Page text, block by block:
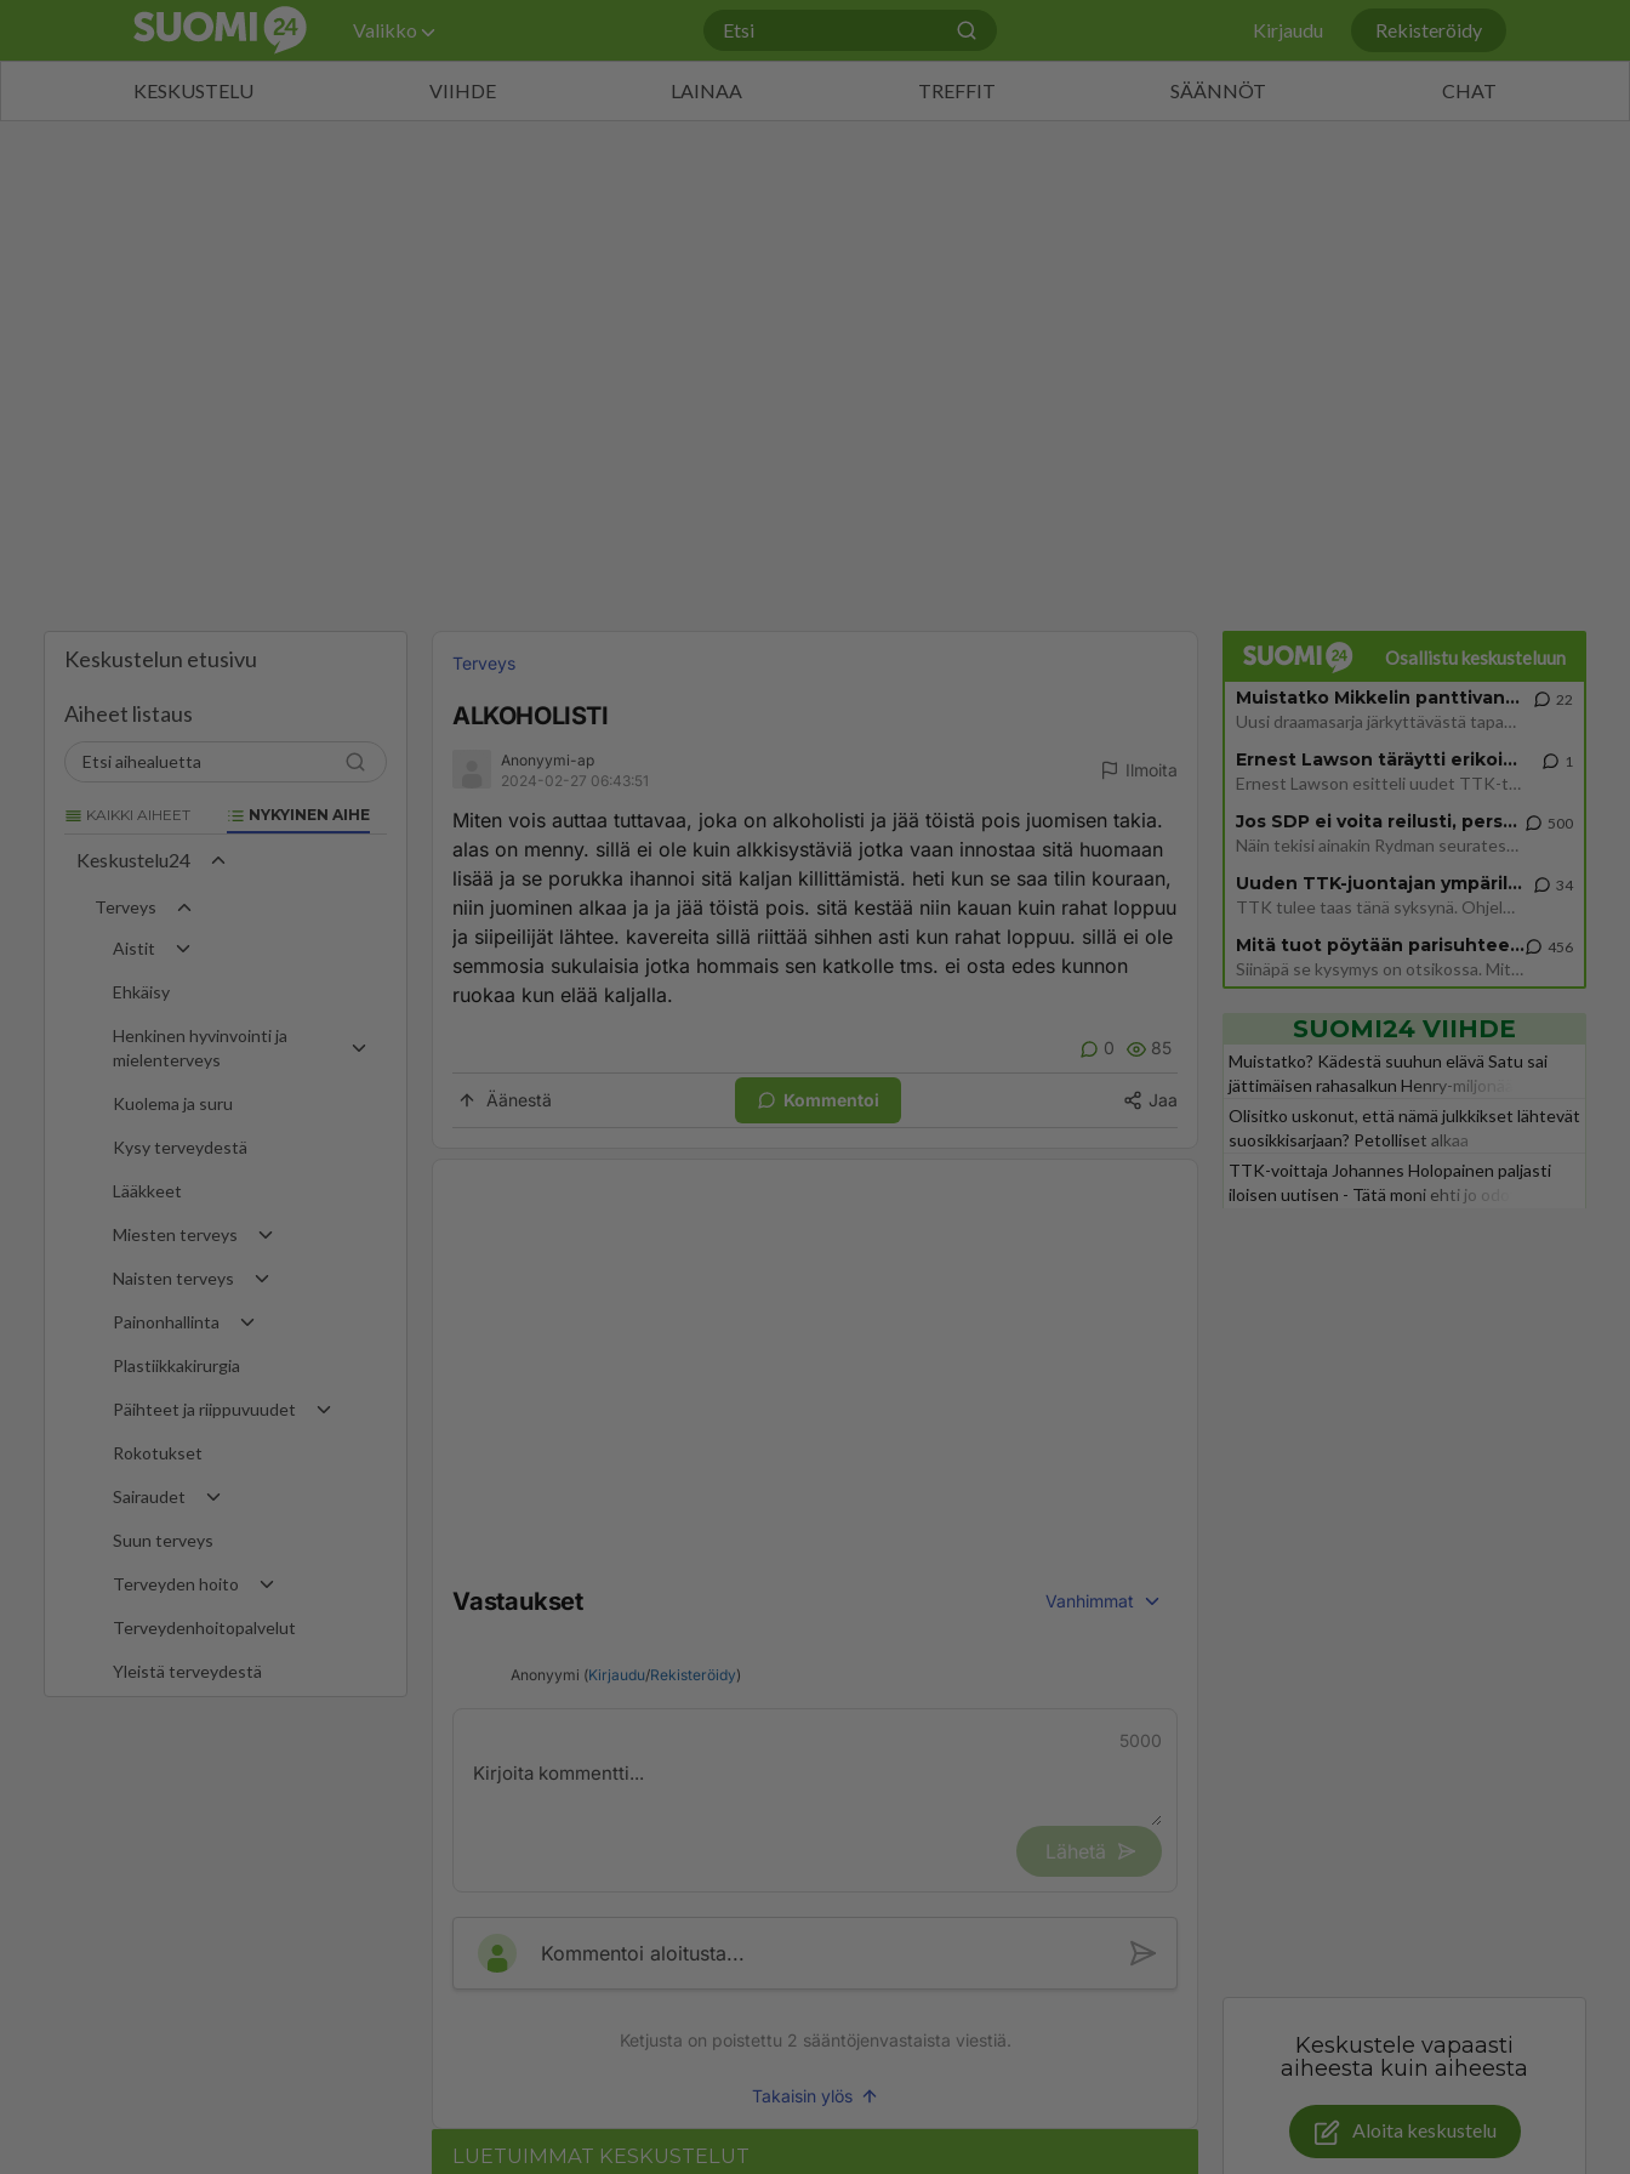
Valikko Kirjaudu Rekisteröidy
KESKUSTELU VIIHDE LAINAA TREFFIT SÄÄNNÖT CHAT
Keskustelun etusivu
Aiheet listaus
KAIKKI AIHEET NYKYINEN AIHE
Keskustelu24
Terveys
Aistit
Ehkäisy
Henkinen hyvinvointi ja
mielenterveys
Kuolema ja suru
Kysy terveydestä
Lääkkeet
Miesten terveys
Naisten terveys
Painonhallinta
Plastiikkakirurgia
Päihteet ja riippuvuudet
Rokotukset
Sairaudet
Suun terveys
Terveyden hoito
Terveydenhoitopalvelut
Yleistä terveydestä
Terveys
ALKOHOLISTI
Anonyymi-ap
2024-02-27 06:43:51
Ilmoita
Miten vois auttaa tuttavaa, joka on alkoholisti ja jää töistä pois juomisen takia.
alas on menny. sillä ei ole kuin alkkisystäviä jotka vaan innostaa sitä huomaan
lisää ja se porukka ihannoi sitä kaljan killittämistä. heti kun se saa tilin kouraan,
niin juominen alkaa ja ja jää töistä pois. sitä kestää niin kauan kuin rahat loppuu
ja siipeilijät lähtee. kavereita sillä riittää sihhen asti kun rahat loppuu. sillä ei ole
semmosia sukulaisia jotka hommais sen katkolle tms. ei osta edes kunnon
ruokaa kun elää kaljalla.
0 85
Äänestä Kommentoi Jaa
Vastaukset Vanhimmat
Anonyymi (Kirjaudu/Rekisteröidy)
5000
Lähetä
Kommentoi aloitusta...
Ketjusta on poistettu 2 sääntöjenvastaista viestiä.
Takaisin ylös
LUETUIMMAT KESKUSTELUT
Osallistu keskusteluun
Muistatko Mikkelin panttivankidraaman?
Uusi draamasarja järkyttävästä tapauksesta on tulossa. Tositapahtumiin perustuva sarja ammentaa vuoden 1986 Mikkelin pan
22
Ernest Lawson täräytti erikoisen heiton TTK-lehdistötilaisuudessa: " Onko tässä tarkoituksena...?"
Ernest Lawson esitteli uudet TTK-tähtioppilaat ja opettajat torstaina 6.8. lehdistölle. Tulevalla kaudella on yksi hausk
1
Jos SDP ei voita reilusti, persut kumoavat demokratian Suomesta
Näin tekisi ainakin Rydman seuratessaan idolinsa Trumpin mallia https://www.is.fi/politiikka/art-2000012187244.html
500
Uuden TTK-juontajan ympärillä epätietoisuus sakenee - Nyt MTV hämmentää soppaa
TTK tulee taas tänä syksynä. Ohjelman uudet tähtioppilaat julkistetaan torstaina 6. elokuuta klo 14 alkavassa lehdistö
34
Mitä tuot pöytään parisuhteessa?
Siinäpä se kysymys on otsikossa. Mitäpä siis tuot/toisit pöytään parisuhteessa? Oletko mies vai nainen? Koetko sen mitä
456
SUOMI24 VIIHDE
Muistatko? Kädestä suuhun elävä Satu sai
jättimäisen rahasalkun Henry-miljonääriltä
Olisitko uskonut, että nämä julkkikset lähtevät
suosikkisarjaan? Petolliset alkaa
jättiyllätyksellä
TTK-voittaja Johannes Holopainen paljasti
iloisen uutisen - Tätä moni ehti jo odottaa
Keskustele vapaasti
aiheesta kuin aiheesta
Aloita keskustelu